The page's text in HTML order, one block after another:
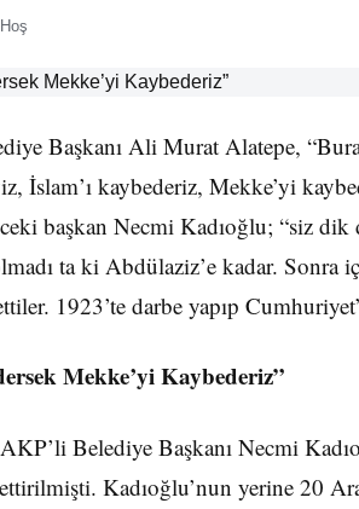
Başkanı Ali Murat Alatepe,
İslam’ı kaybederiz, Mekke’yi
başkan Necmi Kadıoğlu; “siz dik
ta ki Abdülaziz’e kadar. Sonra
ettiler. 1923’te darbe yapıp
Mekke’yi Kaybederiz”
Belediye Başkanı Necmi
Kadıoğlu’nun yerine 20